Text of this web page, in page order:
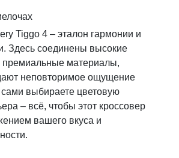
Tiggo 4 – эталон гармонии и
Здесь соединены высокие
премиальные материалы,
неповторимое ощущение
выбираете цветовую
– всё, чтобы этот кроссовер
вашего вкуса и